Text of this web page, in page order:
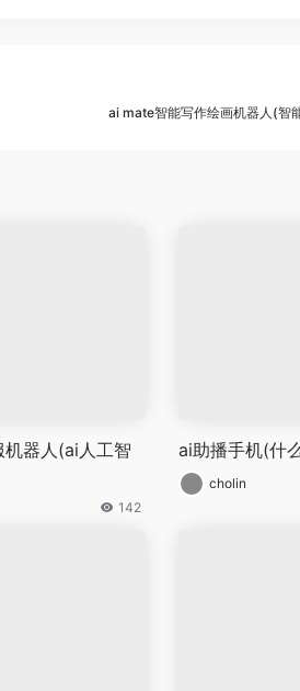
ai mate智能写作绘画机器人(智
器人(ai人工智
142
ai助播手机(什
cholin